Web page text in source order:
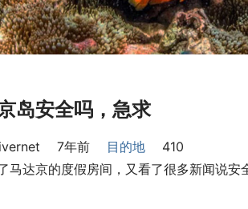
岛安全吗，急求
7年前 目的地
410
马达京的度假房间，又看了很多新闻说安